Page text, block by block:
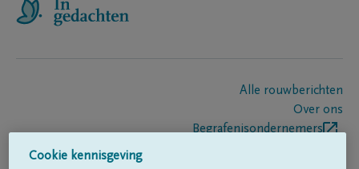
Alle rouwberichten
Over ons
Begrafenisondernemers
Cookie kennisgeving